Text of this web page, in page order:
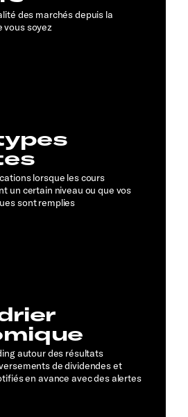
des marchés depuis la
vous soyez
lorsque les cours
un certain niveau ou que vos
sont remplies
autour des résultats
de dividendes et
en avance avec des alertes